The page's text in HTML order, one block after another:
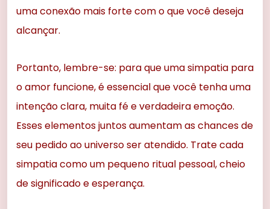
uma conexão mais forte com o que você deseja
alcançar.
Portanto, lembre-se: para que uma simpatia para
o amor funcione, é essencial que você tenha uma
intenção clara, muita fé e verdadeira emoção.
Esses elementos juntos aumentam as chances de
seu pedido ao universo ser atendido. Trate cada
simpatia como um pequeno ritual pessoal, cheio
de significado e esperança.